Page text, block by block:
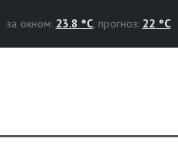
за окном: 23.8 °C, прогноз: 22 °C